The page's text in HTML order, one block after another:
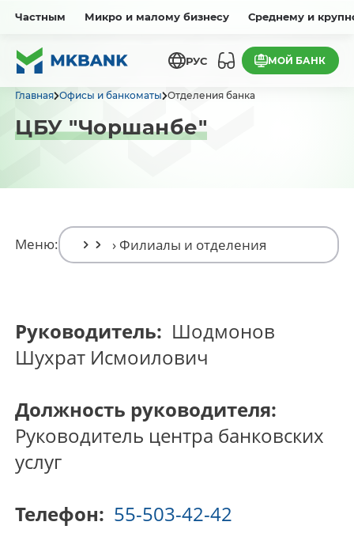
Частным Микро и малому бизнесу Среднему и
РУС МОЙ БАНК
Главная Офисы и банкоматы Отделения банка
ЦБУ "Чоршанбе"
Меню:
Руководитель: Шодмонов
Шухрат Исмоилович
Должность руководителя:
Руководитель центра банковских
услуг
Телефон: 55-503-42-42